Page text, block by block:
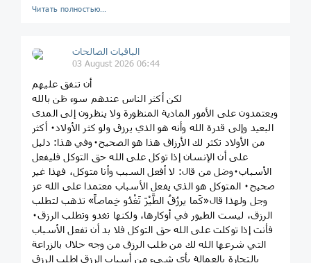
Читать полностью…
الباقيات الصالحات
03 August 2026 06:44
أن تنفق عليهم
لكن أكثر الناس عندهم سوء ظن بالله
ويعتمدون على الأمور المادية المنظورة ولا ينظرون إلى المدى
البعيد وإلى قدرة الله وأنه هو الذي يرزق ولو كثر الأولاد٠ أكثر
من الأولاد تكثر لك الأرزاق هذا هو الصحيح٠وفي هذا: دليل
على أن الإنسان إذا توكل على الله حق التوكل فليفعل
الأسباب٠وضل من قال: لا أفعل السبب وأنا متوكل، فهذا غير
صحيح٠ المتوكل هو الذي يفعل الأسباب معتمدا على الله عز
وجل ولهذا قال«كَما يرزُقُ الطَّيْرَ تَغْدُو خِماصاً» تذهب لتطلب
الرزق، ليست الطيور في أوكارها، ولكنها تغدو وتطلب الرزق٠
فأنت إذا توكلت على الله حق التوكل فلا بد أن تفعل الأسباب
التي شرعها الله لك من طلب الرزق من وجه حلال بالزراعة
بالتجارة بالعمالة بأي شيء من أسباب الرزق اطلب الرزق